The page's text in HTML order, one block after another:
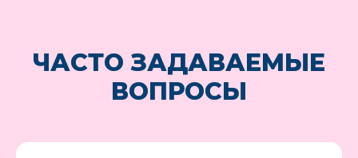
ЧАСТО ЗАДАВАЕМЫЕ
ВОПРОСЫ